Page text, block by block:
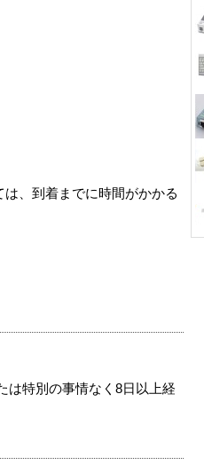
、到着までに時間がかかる
は特別の事情なく8日以上経